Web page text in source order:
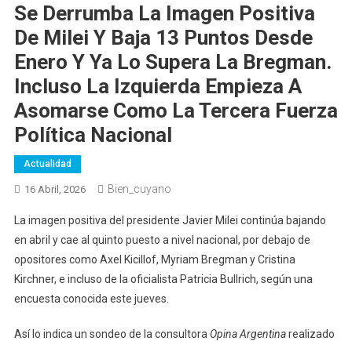
Se Derrumba La Imagen Positiva
De Milei Y Baja 13 Puntos Desde
Enero Y Ya Lo Supera La Bregman.
Incluso La Izquierda Empieza A
Asomarse Como La Tercera Fuerza
Política Nacional
Actualidad
16 Abril, 2026 Bien_cuyano
La imagen positiva del presidente Javier Milei continúa bajando
en abril y cae al quinto puesto a nivel nacional, por debajo de
opositores como Axel Kicillof, Myriam Bregman y Cristina
Kirchner, e incluso de la oficialista Patricia Bullrich, según una
encuesta conocida este jueves.
Así lo indica un sondeo de la consultora Opina Argentinarealizado